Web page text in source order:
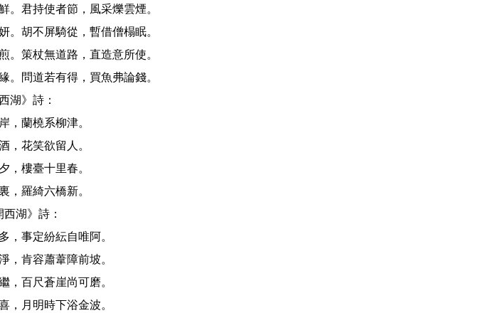
君持使者節，風采爍雲煙。
胡不屏騎從，暫借僧榻眠。
策杖無道路，直造意所使。
問道若有得，買魚弗論錢。
湖》詩：
蘭橈系柳津。
花笑欲留人。
樓臺十里春。
羅綺六橋新。
湖》詩：
事定紛紜自唯阿。
肯容蕭葦障前坡。
百尺蒼崖尚可磨。
月明時下浴金波。